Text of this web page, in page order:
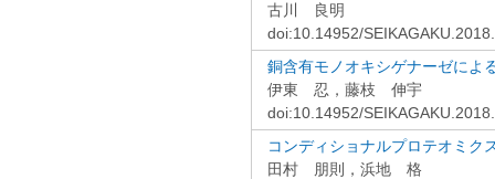
古川 良明
doi:10.14952/
銅含有モノオキシゲナーゼによ
伊東 忍，藤枝 伸宇
doi:10.14952/
コンディショナルプロテオミク
田村 朋則，浜地 格